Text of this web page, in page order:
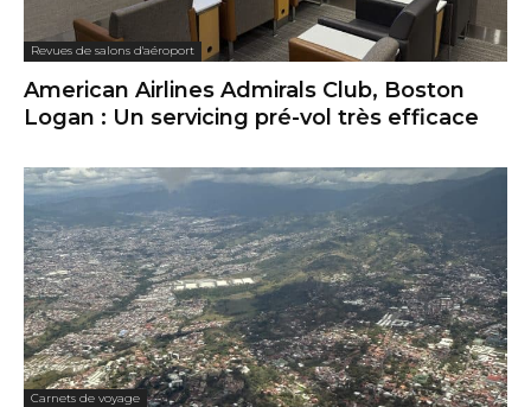
Revues de salons d'aéroport
American Airlines Admirals Club, Boston
Logan : Un servicing pré-vol très efficace
Carnets de voyage